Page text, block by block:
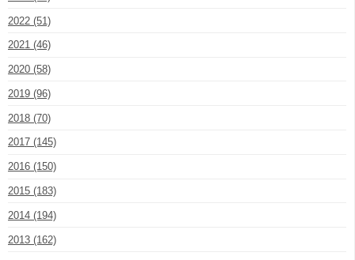
2022 (51)
2021 (46)
2020 (58)
2019 (96)
2018 (70)
2017 (145)
2016 (150)
2015 (183)
2014 (194)
2013 (162)